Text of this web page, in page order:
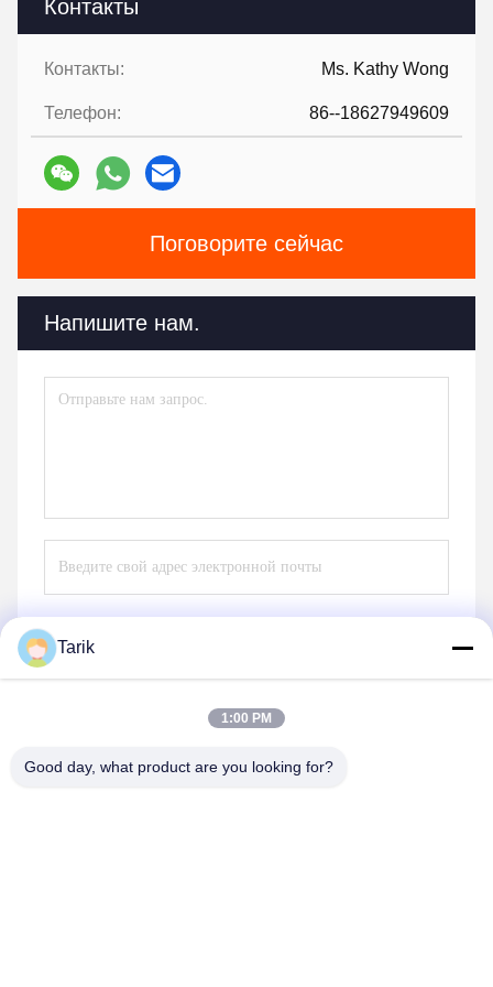
Контакты
Контакты: Ms. Kathy Wong
Телефон: 86--18627949609
Поговорите сейчас
Напишите нам.
Tarik
1:00 PM
Good day, what product are you looking for?